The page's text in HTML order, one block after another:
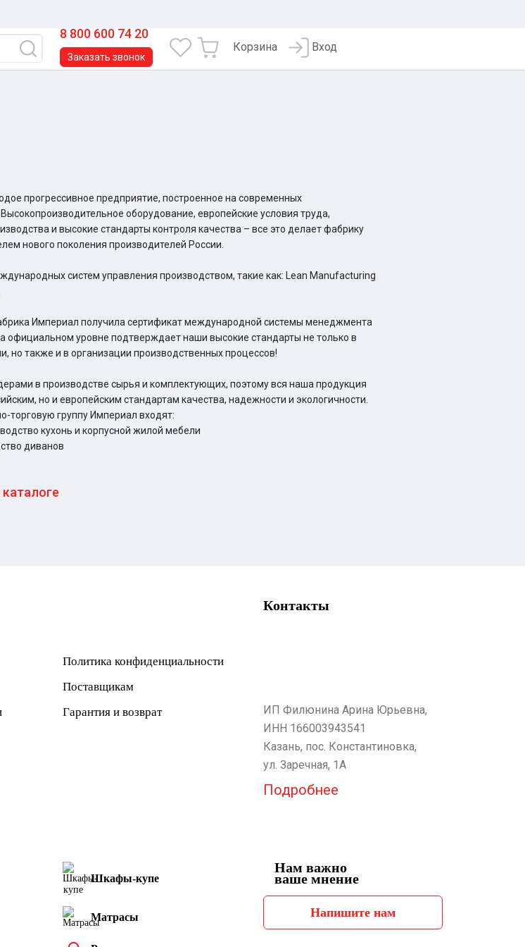
8 800 600 74 20
Заказать звонок
Корзина Вход
прогрессивное предприятие, построенное на современных
Высокопроизводительное оборудование, европейские условия труда,
и высокие стандарты контроля качества – все это делает фабрику
нового поколения производителей России.
систем управления производством, такие как: Lean Manufacturing
Империал получила сертификат международной системы менеджмента
официальном уровне подтверждает наши высокие стандарты не только в
но также и в организации производственных процессов!
в производстве сырья и комплектующих, поэтому вся наша продукция
но и европейским стандартам качества, надежности и экологичности.
торговую группу Империал входят:
кухонь и корпусной жилой мебели
диванов
Политика конфиденциальности
Поставщикам
Гарантия и возврат
Контакты
ИП Филюнина Арина Юрьевна,
ИНН 166003943541
Казань, пос. Константиновка,
ул. Заречная, 1А
Подробнее
Шкафы-купе
Матрасы
Нам важно
ваше мнение
Напишите нам